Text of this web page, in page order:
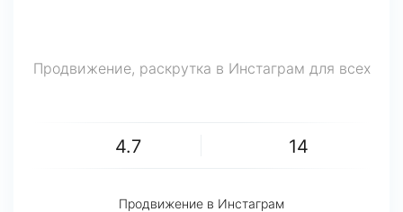
Продвижение, раскрутка в Инстаграм для всех
4.7 14
Продвижение в Инстаграм